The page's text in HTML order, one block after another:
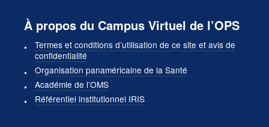
À propos du Campus Virtuel de l’OPS
Termes et conditions d’utilisation de ce site et avis de
confidentialité
Organisation panaméricaine de la Santé
Académie de l’OMS
Référentiel institutionnel IRIS